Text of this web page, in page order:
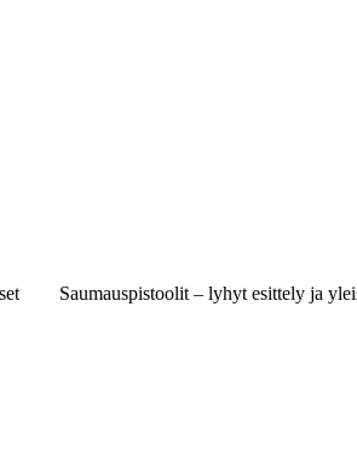
Saumauspistoolit – lyhyt esittely ja